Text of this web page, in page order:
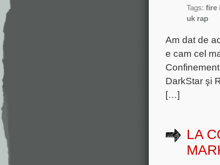
Tags: fire
uk rap
Am dat de
e cam cel
DarkStar şi
[…]
LA